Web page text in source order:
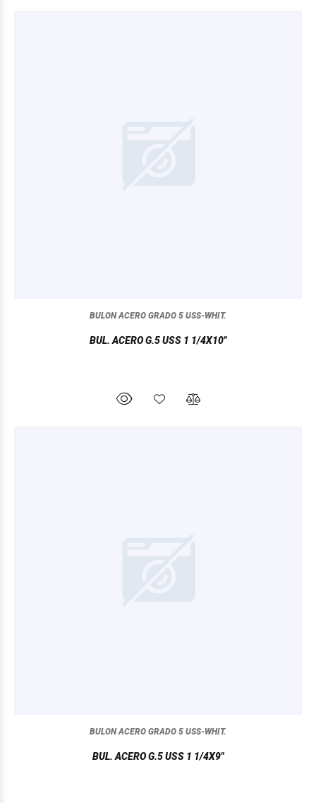
BULON ACERO GRADO 5 USS-WHIT.
BUL. ACERO G.5 USS 1 1/4X10"
BULON ACERO GRADO 5 USS-WHIT.
BUL. ACERO G.5 USS 1 1/4X9"